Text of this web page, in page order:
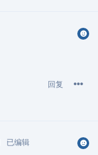
回复
已编辑